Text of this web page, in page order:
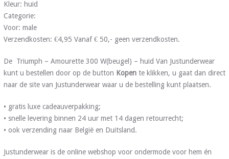
Kleur: huid
Categorie:
Voor: male
Verzendkosten: €4,95 Vanaf € 50,- geen verzendkosten.
De Triumph – Amourette 300 W(beugel) – huid Van Justunderwear
kunt u bestellen door op de button Kopente klikken, u gaat dan direct
naar de site van Justunderwear waar u de bestelling kunt plaatsen.
• gratis luxe cadeauverpakking;
• snelle levering binnen 24 uur met 14 dagen retourrecht;
• ook verzending naar België en Duitsland.
Justunderwear is de online webshop voor ondermode voor hem én